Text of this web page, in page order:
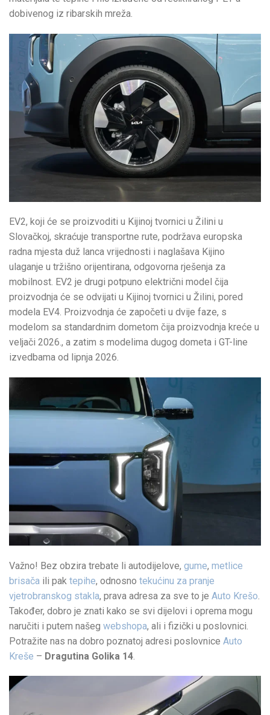
dobivenog iz ribarskih mreža.
EV2, koji će se proizvoditi u Kijinoj tvornici u Žilini u
Slovačkoj, skraćuje transportne rute, podržava europska
radna mjesta duž lanca vrijednosti i naglašava Kijino
ulaganje u tržišno orijentirana, odgovorna rješenja za
mobilnost. EV2 je drugi potpuno električni model čija
proizvodnja će se odvijati u Kijinoj tvornici u Žilini, pored
modela EV4. Proizvodnja će započeti u dvije faze, s
modelom sa standardnim dometom čija proizvodnja kreće u
veljači 2026., a zatim s modelima dugog dometa i GT-line
izvedbama od lipnja 2026.
Važno! Bez obzira trebate li autodijelove, gume, metlice
brisača ili pak tepihe, odnosno tekućinu za pranje
vjetrobranskog stakla, prava adresa za sve to je Auto Krešo
Također, dobro je znati kako se svi dijelovi i oprema mogu
naručiti i putem našeg webshopa, ali i fizički u poslovnici.
Potražite nas na dobro poznatoj adresi poslovnice Auto
Kreše – Dragutina Golika 14